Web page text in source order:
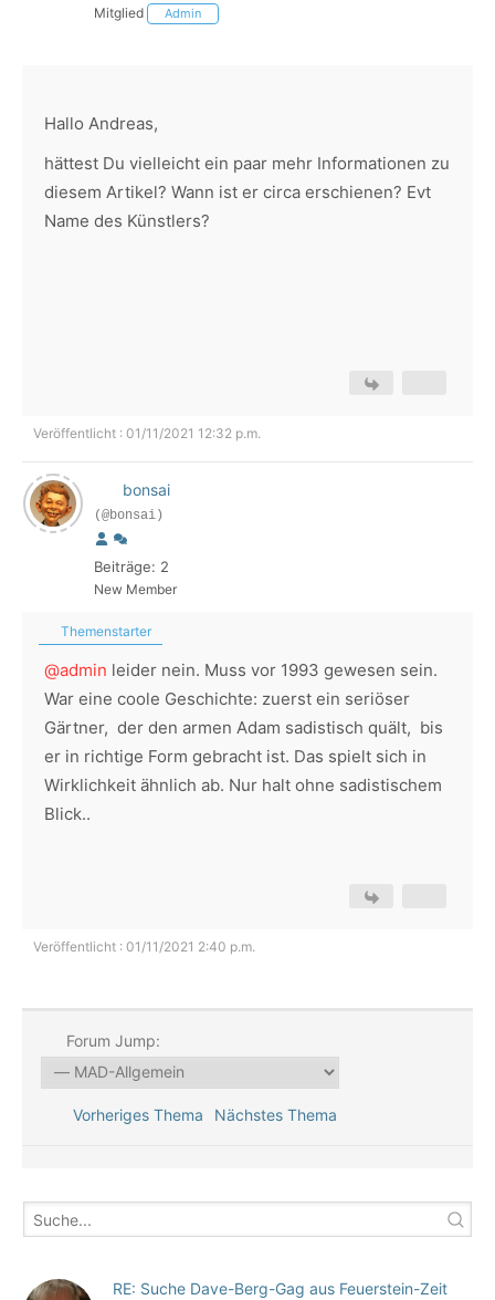
Mitglied Admin
Hallo Andreas,
hättest Du vielleicht ein paar mehr Informationen zu
diesem Artikel? Wann ist er circa erschienen? Evt
Name des Künstlers?
Veröffentlicht : 01/11/2021 12:32 p.m.
bonsai
(@bonsai)
Beiträge: 2
New Member
Themenstarter
@admin leider nein. Muss vor 1993 gewesen sein.
War eine coole Geschichte: zuerst ein seriöser
Gärtner, der den armen Adam sadistisch quält, bis
er in richtige Form gebracht ist. Das spielt sich in
Wirklichkeit ähnlich ab. Nur halt ohne sadistischem
Blick..
Veröffentlicht : 01/11/2021 2:40 p.m.
Forum Jump:
Vorheriges Thema Nächstes Thema
RE: Suche Dave-Berg-Gag aus Feuerstein-Zeit